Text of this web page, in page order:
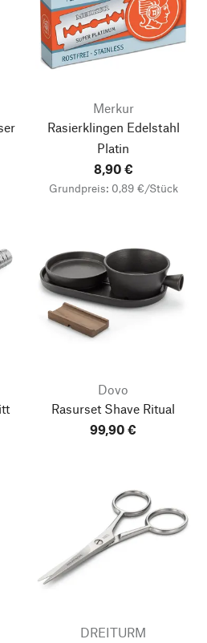
Merkur
Rasierklingen Edelstahl
Platin
8,90 €
Grundpreis: 0,89 €/Stück
Dovo
Rasurset Shave Ritual
99,90 €
DREITURM